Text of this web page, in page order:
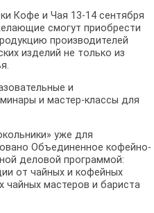
Кофе и Чая 13-14 сентября
смогут приобрести
производителей
изделий не только из
и
и мастер-классы для
уже для
Объединенное кофейно-
деловой программой:
от чайных и кофейных
чайных мастеров и бариста